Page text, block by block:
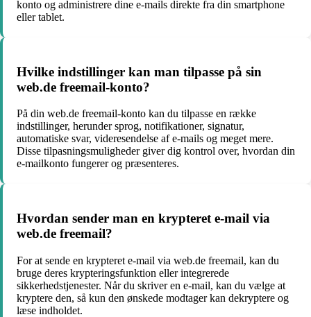
konto og administrere dine e-mails direkte fra din smartphone
eller tablet.
Hvilke indstillinger kan man tilpasse på sin
web.de freemail-konto?
På din web.de freemail-konto kan du tilpasse en række
indstillinger, herunder sprog, notifikationer, signatur,
automatiske svar, videresendelse af e-mails og meget mere.
Disse tilpasningsmuligheder giver dig kontrol over, hvordan din
e-mailkonto fungerer og præsenteres.
Hvordan sender man en krypteret e-mail via
web.de freemail?
For at sende en krypteret e-mail via web.de freemail, kan du
bruge deres krypteringsfunktion eller integrerede
sikkerhedstjenester. Når du skriver en e-mail, kan du vælge at
kryptere den, så kun den ønskede modtager kan dekryptere og
læse indholdet.